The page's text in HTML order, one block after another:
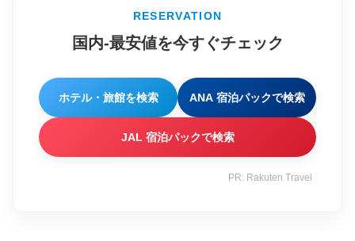
RESERVATION
国内-最安値を今すぐチェック
ホテル・旅館を検索 ANA 宿泊パックで検索
JAL 宿泊パックで検索
PR: Rakuten Travel